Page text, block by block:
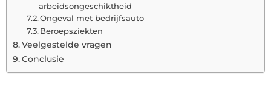
arbeidsongeschiktheid
Ongeval met bedrijfsauto
Beroepsziekten
Veelgestelde vragen
Conclusie